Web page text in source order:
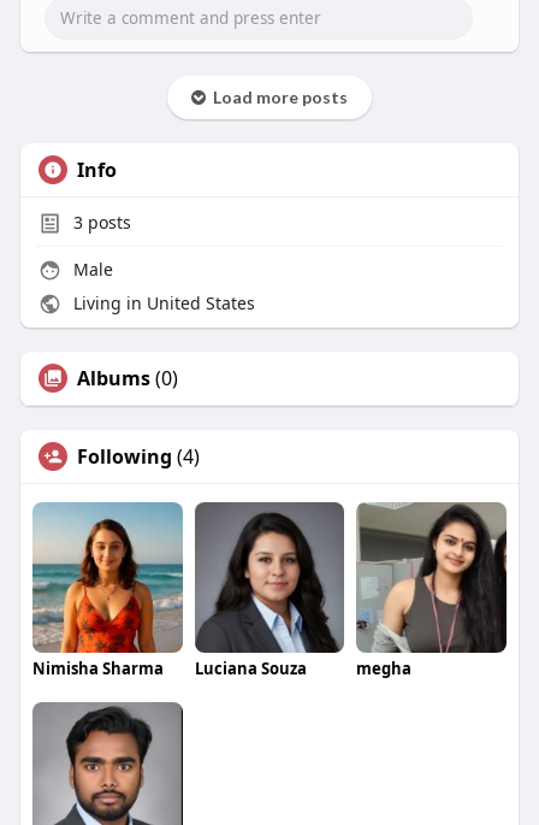
Load more posts
Info
3posts
Male
Living in United States
Albums(0)
Following (4)
Nimisha Sharma Luciana Souza megha